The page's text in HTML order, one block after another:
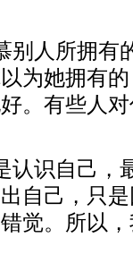
别人所拥有
为她拥有
。有些人
认识自己，
自己，只
觉。所以